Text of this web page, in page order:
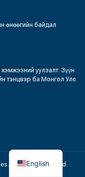
өнөөгийн байдал
уулзалт: Зүүн
тэнцвэр ба Монгол Улс
All Rights Reserved.
English